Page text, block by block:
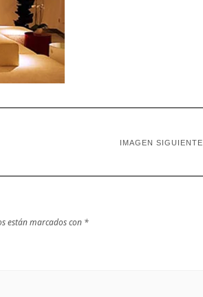
IMAGEN SIGUIENTE
están marcados con *